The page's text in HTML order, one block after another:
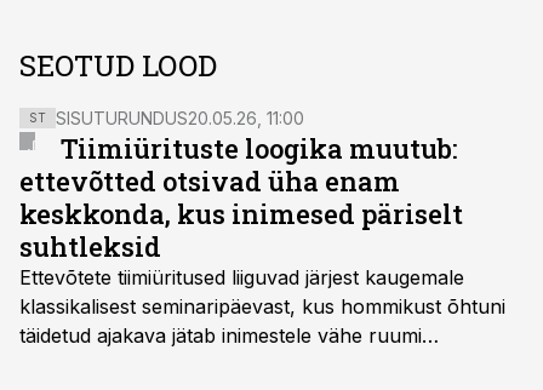
SEOTUD LOOD
ST SISUTURUNDUS20.05.26, 11:00
Tiimiürituste loogika muutub:
ettevõtted otsivad üha enam
keskkonda, kus inimesed päriselt
suhtleksid
Ettevõtete tiimiüritused liiguvad järjest kaugemale
klassikalisest seminaripäevast, kus hommikust õhtuni
täidetud ajakava jätab inimestele vähe ruumi